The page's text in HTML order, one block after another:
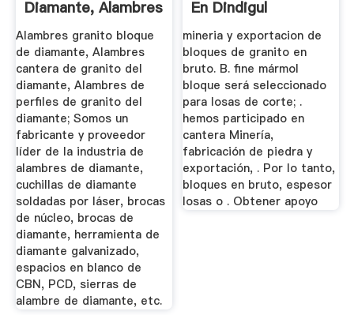
Diamante, Alambres
Cantera De ...
Alambres granito bloque
de diamante, Alambres
cantera de granito del
diamante, Alambres de
perfiles de granito del
diamante; Somos un
fabricante y proveedor
líder de la industria de
alambres de diamante,
cuchillas de diamante
soldadas por láser, brocas
de núcleo, brocas de
diamante, herramienta de
diamante galvanizado,
espacios en blanco de
CBN, PCD, sierras de
alambre de diamante, etc.
En Dindigul
mineria y exportacion de
bloques de granito en
bruto. B. fine mármol
bloque será seleccionado
para losas de corte; .
hemos participado en
cantera Minería,
fabricación de piedra y
exportación, . Por lo tanto,
bloques en bruto, espesor
losas o . Obtener apoyo